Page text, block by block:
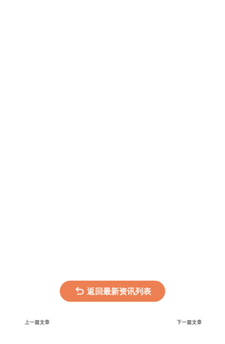
返回最新资讯列表
上一篇文章 下一篇文章